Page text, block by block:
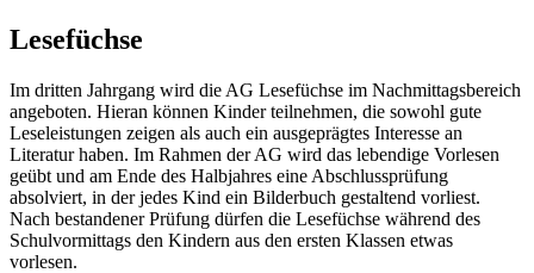
Lesefüchse
Im dritten Jahrgang wird die AG Lesefüchse im Nachmittagsbereich
angeboten. Hieran können Kinder teilnehmen, die sowohl gute
Leseleistungen zeigen als auch ein ausgeprägtes Interesse an
Literatur haben. Im Rahmen der AG wird das lebendige Vorlesen
geübt und am Ende des Halbjahres eine Abschlussprüfung
absolviert, in der jedes Kind ein Bilderbuch gestaltend vorliest.
Nach bestandener Prüfung dürfen die Lesefüchse während des
Schulvormittags den Kindern aus den ersten Klassen etwas
vorlesen.